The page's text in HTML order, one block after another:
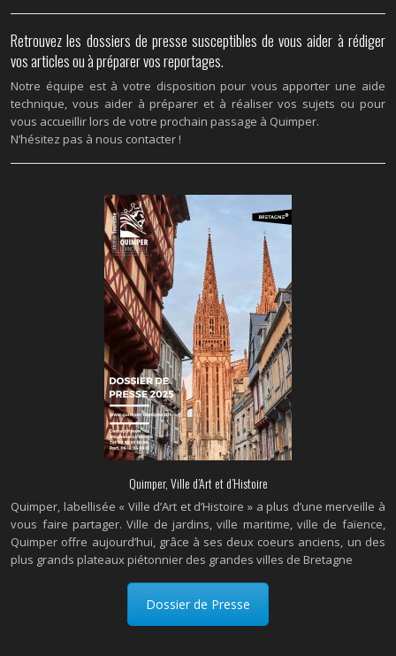
Retrouvez les dossiers de presse susceptibles de vous aider à rédiger
vos articles ou à préparer vos reportages.
Notre équipe est à votre disposition pour vous apporter une aide
technique, vous aider à préparer et à réaliser vos sujets ou pour
vous accueillir lors de votre prochain passage à Quimper.
N’hésitez pas à nous contacter !
Quimper, Ville d’Art et d’Histoire
Quimper, labellisée « Ville d’Art et d’Histoire » a plus d’une merveille à
vous faire partager. Ville de jardins, ville maritime, ville de faïence,
Quimper offre aujourd’hui, grâce à ses deux coeurs anciens, un des
plus grands plateaux piétonnier des grandes villes de Bretagne
Dossier de Presse